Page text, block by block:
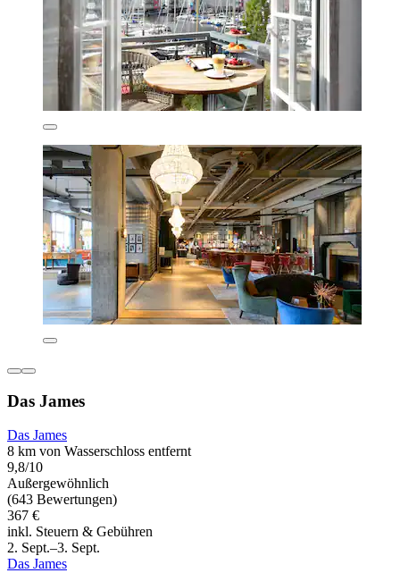
Das James
Das James
8 km von Wasserschloss entfernt
9,8/10
Außergewöhnlich
(643 Bewertungen)
367 €
inkl. Steuern & Gebühren
2. Sept.–3. Sept.
Das James